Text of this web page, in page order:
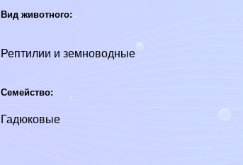
Вид животного:
Рептилии и земноводные
Семейство:
Гадюковые